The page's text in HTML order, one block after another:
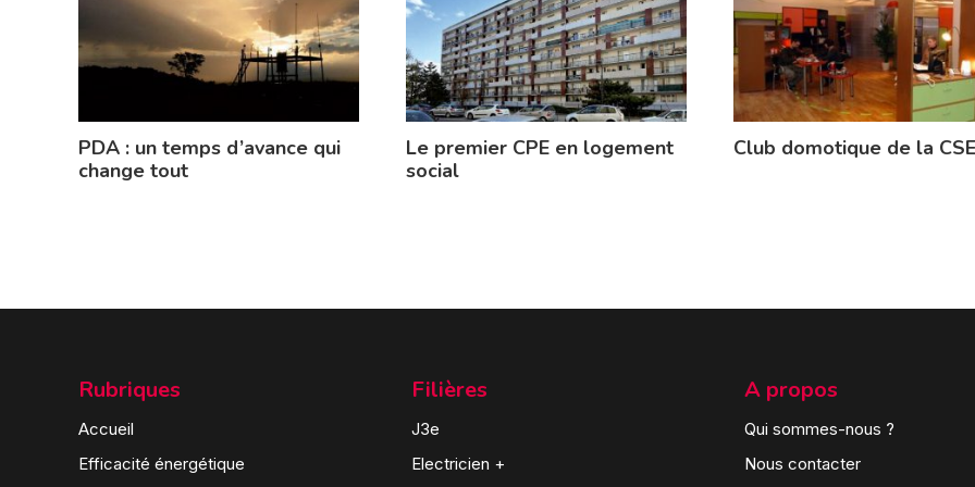
PDA : un temps d’avance qui
change tout
Le premier CPE en logement
social
Club domotique de la
Rubriques
Accueil
Efficacité énergétique
Filières
J3e
Electricien +
A propos
Qui sommes-nous ?
Nous contacter